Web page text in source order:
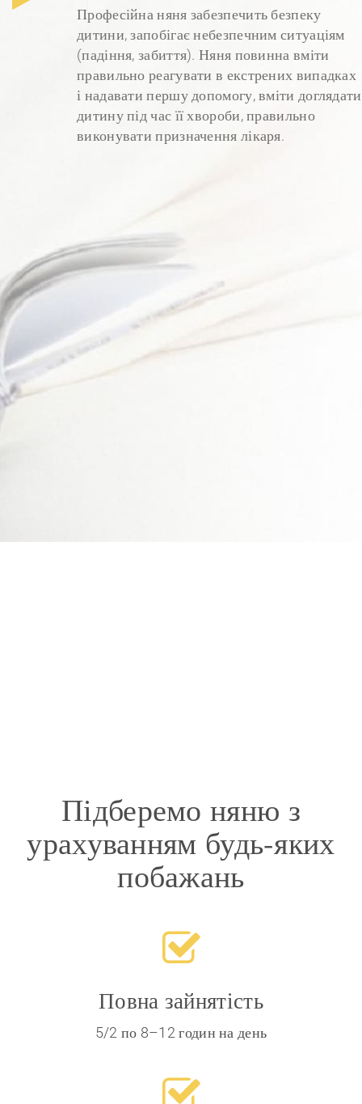
Професійна няня забезпечить безпеку
дитини, запобігає небезпечним ситуаціям
(падіння, забиття). Няня повинна вміти
правильно реагувати в екстрених випадках
і надавати першу допомогу, вміти доглядати
дитину під час її хвороби, правильно
виконувати призначення лікаря.
Підберемо няню з
урахуванням будь-яких
побажань
Повна зайнятість
5/2 по 8–12 годин на день